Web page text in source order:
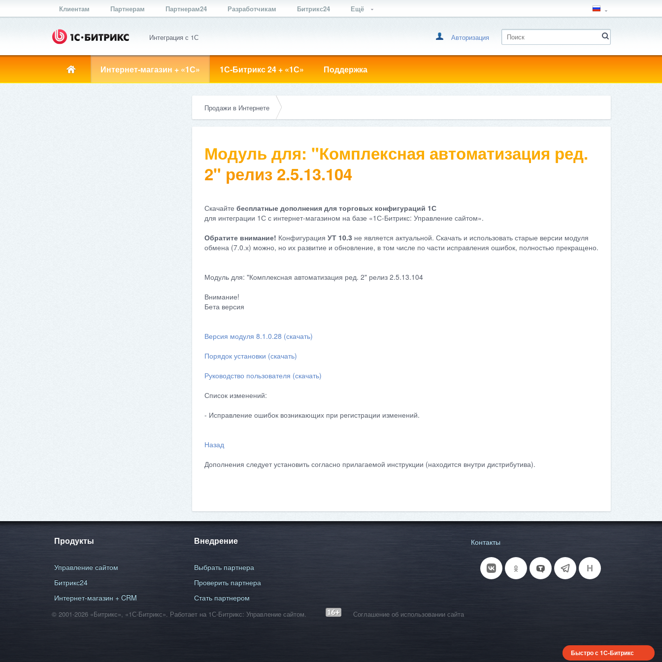
Клиентам Партнерам Партнерам24 Разработчикам Битрикс24 Ещё
Интеграция с 1С Авторизация
Интернет-магазин + «1С» 1С-Битрикс 24 + «1С» Поддержка
Продажи в Интернете
Модуль для: "Комплексная автоматизация ред.
2" релиз 2.5.13.104
Скачайте бесплатные дополнения для торговых конфигураций 1С
для интеграции 1С с интернет-магазином на базе «1С-Битрикс: Управление сайтом».
Обратите внимание! Конфигурация УТ 10.3 не является актуальной. Скачать и использовать старые версии модуля
обмена (7.0.х) можно, но их развитие и обновление, в том числе по части исправления ошибок, полностью прекращено.
Модуль для: "Комплексная автоматизация ред. 2" релиз 2.5.13.104
Внимание!
Бета версия
Версия модуля 8.1.0.28 (скачать)
Порядок установки (скачать)
Руководство пользователя (скачать)
Список изменений:
- Исправление ошибок возникающих при регистрации изменений.
Назад
Дополнения следует установить согласно прилагаемой инструкции (находится внутри дистрибутива).
Продукты
Управление сайтом
Битрикс24
Интернет-магазин + CRM
Внедрение
Выбрать партнера
Проверить партнера
Стать партнером
Контакты
© 2001-2026 «Битрикс», «1С-Битрикс». Работает на 1С-Битрикс: Управление сайтом. Соглашение об использовании сайта
Быстро с 1С-Битрикс